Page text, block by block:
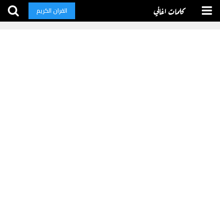
كلمات اغاني القران الكريم